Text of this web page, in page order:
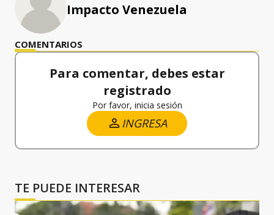
Impacto Venezuela
COMENTARIOS
Para comentar, debes estar
registrado
Por favor, inicia sesión
INGRESA
TE PUEDE INTERESAR